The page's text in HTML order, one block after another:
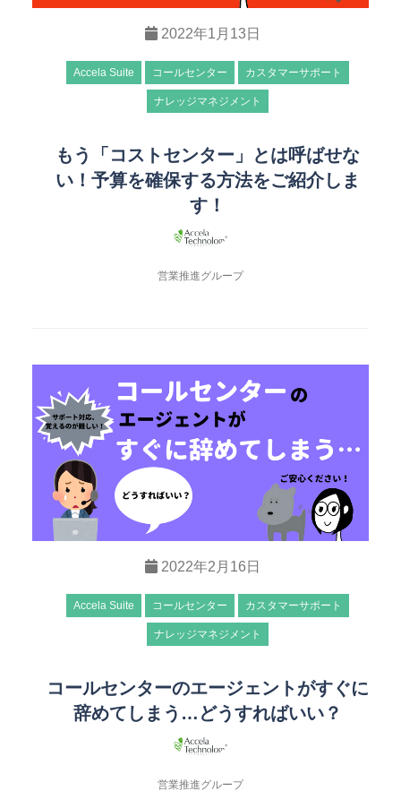
2022年1月13日
Accela Suite コールセンター カスタマーサポート
ナレッジマネジメント
もう「コストセンター」とは呼ばせな
い！予算を確保する方法をご紹介しま
す！
営業推進グループ
2022年2月16日
Accela Suite コールセンター カスタマーサポート
ナレッジマネジメント
コールセンターのエージェントがすぐに
辞めてしまう…どうすればいい？
営業推進グループ